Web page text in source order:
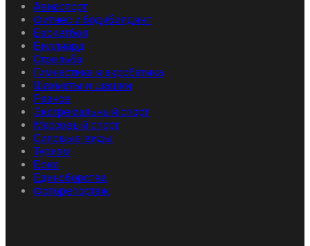
Авиаспорт
Фитнес и бодибилдинг
Баскетбол
Биллиард
Стрельба
Гимнастика и акробатика
Шахматы и шашки
Разное
Экстремальный спорт
Массовый спорт
Силовые виды
Туризм
Бокс
Единоборства
Фоторепортаж